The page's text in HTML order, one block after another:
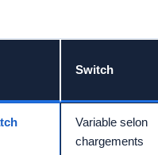
Switch
Variable selon
chargements